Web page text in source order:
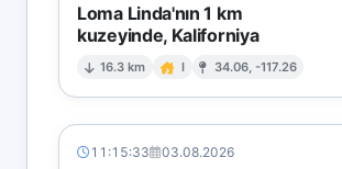
Loma Linda'nın 1 km
kuzeyinde, Kaliforniya
16.3 km I 34.06, -117.26
11:15:33 03.08.2026